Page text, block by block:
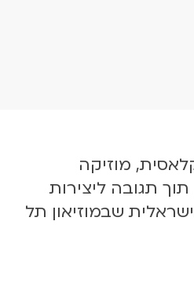
מוזיקה
תגובה ליצירות
שבמוזיאון תל